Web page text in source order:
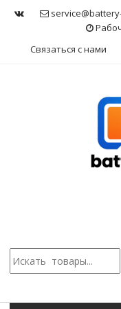
Связаться с нами